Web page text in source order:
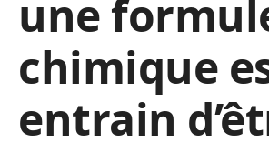
une
chimique
entrain